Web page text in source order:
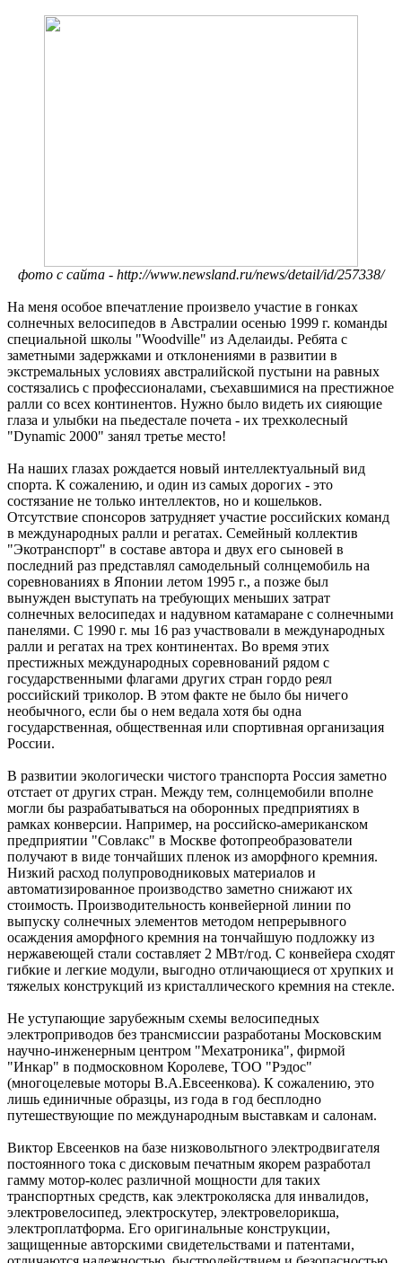
фото с сайта - http://www.newsland.ru/news/detail/id/257338/
На меня особое впечатление произвело участие в гонках
солнечных велосипедов в Австралии осенью 1999 г. команды
специальной школы "Woodville" из Аделаиды. Ребята с
заметными задержками и отклонениями в развитии в
экстремальных условиях австралийской пустыни на равных
состязались с профессионалами, съехавшимися на престижное
ралли со всех континентов. Нужно было видеть их сияющие
глаза и улыбки на пьедестале почета - их трехколесный
"Dynamic 2000" занял третье место!
На наших глазах рождается новый интеллектуальный вид
спорта. К сожалению, и один из самых дорогих - это
состязание не только интеллектов, но и кошельков.
Отсутствие спонсоров затрудняет участие российских команд
в международных ралли и регатах. Семейный коллектив
"Экотранспорт" в составе автора и двух его сыновей в
последний раз представлял самодельный солнцемобиль на
соревнованиях в Японии летом 1995 г., а позже был
вынужден выступать на требующих меньших затрат
солнечных велосипедах и надувном катамаране с солнечными
панелями. С 1990 г. мы 16 раз участвовали в международных
ралли и регатах на трех континентах. Во время этих
престижных международных соревнований рядом с
государственными флагами других стран гордо реял
российский триколор. В этом факте не было бы ничего
необычного, если бы о нем ведала хотя бы одна
государственная, общественная или спортивная организация
России.
В развитии экологически чистого транспорта Россия заметно
отстает от других стран. Между тем, солнцемобили вполне
могли бы разрабатываться на оборонных предприятиях в
рамках конверсии. Например, на российско-американском
предприятии "Совлакс" в Москве фотопреобразователи
получают в виде тончайших пленок из аморфного кремния.
Низкий расход полупроводниковых материалов и
автоматизированное производство заметно снижают их
стоимость. Производительность конвейерной линии по
выпуску солнечных элементов методом непрерывного
осаждения аморфного кремния на тончайшую подложку из
нержавеющей стали составляет 2 МВт/год. С конвейера сходят
гибкие и легкие модули, выгодно отличающиеся от хрупких и
тяжелых конструкций из кристаллического кремния на стекле.
Не уступающие зарубежным схемы велосипедных
электроприводов без трансмиссии разработаны Московским
научно-инженерным центром "Мехатроника", фирмой
"Инкар" в подмосковном Королеве, ТОО "Рэдос"
(многоцелевые моторы В.А.Евсеенкова). К сожалению, это
лишь единичные образцы, из года в год бесплодно
путешествующие по международным выставкам и салонам.
Виктор Евсеенков на базе низковольтного электродвигателя
постоянного тока с дисковым печатным якорем разработал
гамму мотор-колес различной мощности для таких
транспортных средств, как электроколяска для инвалидов,
электровелосипед, электроскутер, электровелорикша,
электроплатформа. Его оригинальные конструкции,
защищенные авторскими свидетельствами и патентами,